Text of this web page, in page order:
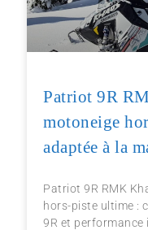
Patriot 9R
motoneige
adaptée à la
Patriot 9R RMK
hors-piste ultime :
9R et performance